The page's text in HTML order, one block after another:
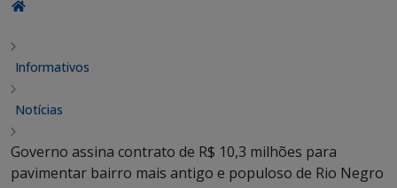
Informativos
Notícias
Governo assina contrato de R$ 10,3 milhões para
pavimentar bairro mais antigo e populoso de Rio Negro